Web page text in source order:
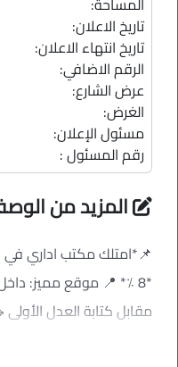
تاريخ الاعلان:
تاريخ انتهاء الاعلان:
الرقم الاضافي:
عرض الشارع:
الغرض:
مسئول الإعلان:
رقم المسئول :
المزيد من
📌*امتلك مكتب اداري
*8 ٪؜* 📍 موقع مميز: